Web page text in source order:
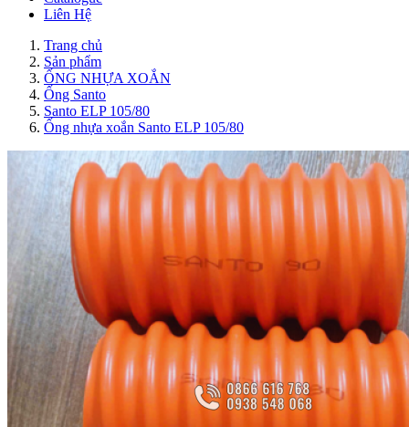
Liên Hệ
Trang chủ
Sản phẩm
ỐNG NHỰA XOẮN
Ống Santo
Santo ELP 105/80
Ống nhựa xoắn Santo ELP 105/80